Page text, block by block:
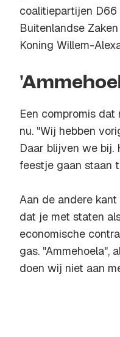
coalitiepartijen D66
Buitenlandse
Koning Willem-
Een compromis
nu. "Wij hebben
Daar blijven we bij.
feestje gaan staan
Aan de andere
dat je met staten
economische
gas. "Ammehoela",
doen wij niet aan